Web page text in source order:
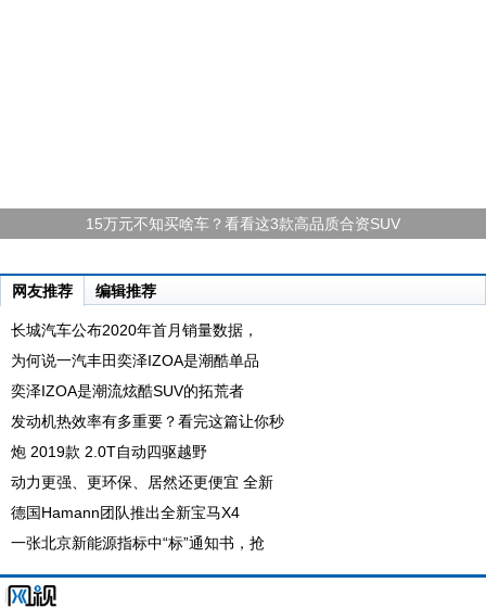
15万元不知买啥车？看看这3款高品质合资SUV
网友推荐 编辑推荐
长城汽车公布2020年首月销量数据，
为何说一汽丰田奕泽IZOA是潮酷单品
奕泽IZOA是潮流炫酷SUV的拓荒者
发动机热效率有多重要？看完这篇让你秒
炮 2019款 2.0T自动四驱越野
动力更强、更环保、居然还更便宜 全新
德国Hamann团队推出全新宝马X4
一张北京新能源指标中“标”通知书，抢